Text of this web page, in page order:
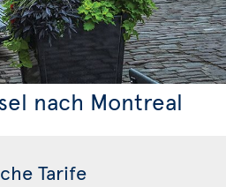
nach Montreal
Tarife